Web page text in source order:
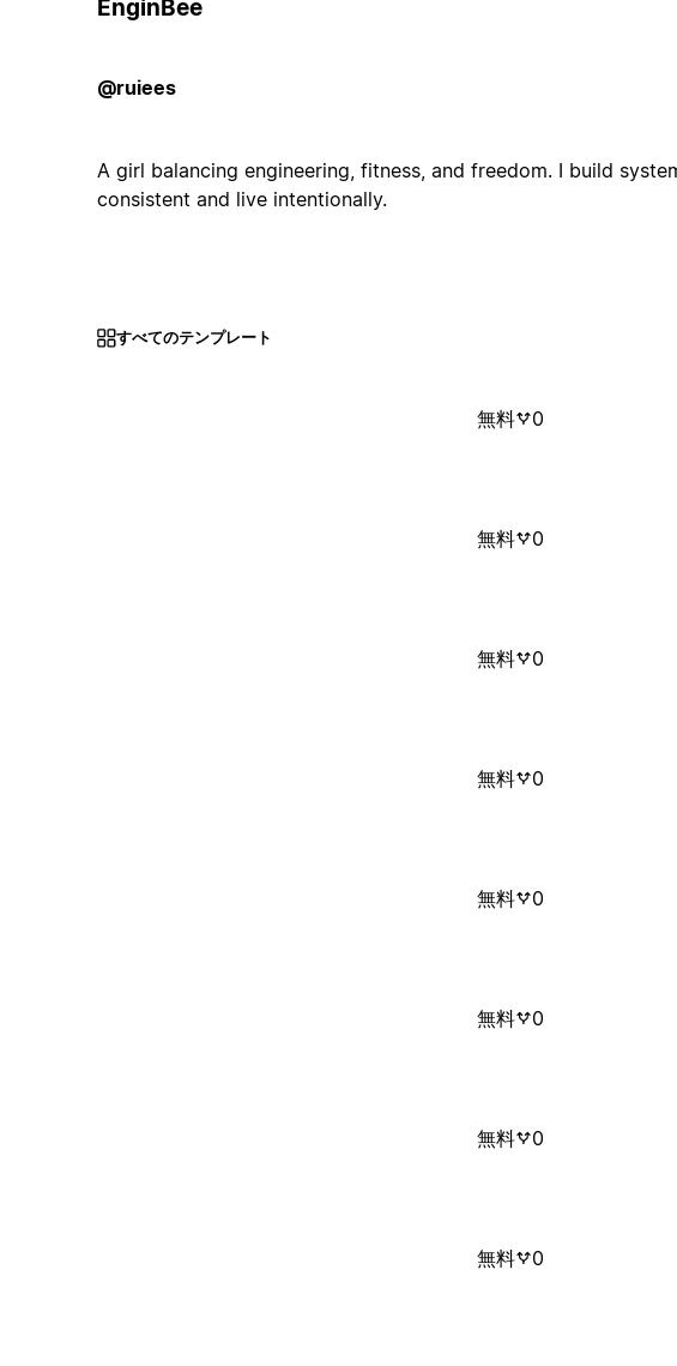
EnginBee
@ruiees
A girl balancing engineering, fitness, and freedom. I build
consistent and live intentionally.
すべてのテンプレート
無料 0
無料 0
無料 0
無料 0
無料 0
無料 0
無料 0
無料 0